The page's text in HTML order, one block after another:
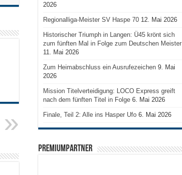
2026
Regionalliga-Meister SV Haspe 70 12. Mai 2026
Historischer Triumph in Langen: Ü45 krönt sich
zum fünften Mal in Folge zum Deutschen Meister
11. Mai 2026
Zum Heimabschluss ein Ausrufezeichen 9. Mai
2026
Mission Titelverteidigung: LOCO Express greift
nach dem fünften Titel in Folge 6. Mai 2026
Finale, Teil 2: Alle ins Hasper Ufo 6. Mai 2026
PREMIUMPARTNER